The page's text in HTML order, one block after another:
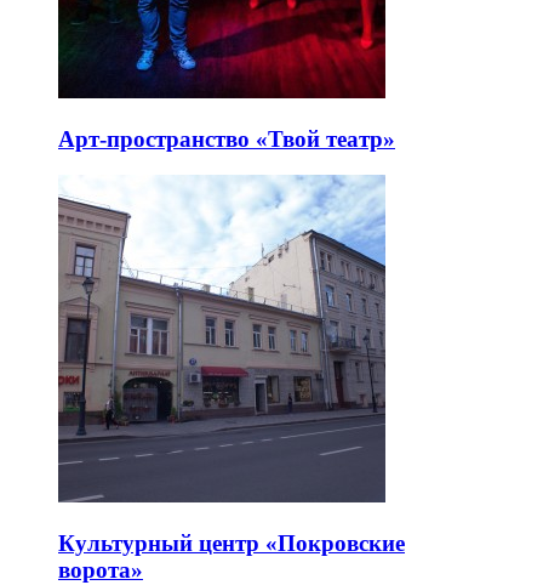
Арт-пространство «Твой театр»
Культурный центр «Покровские
ворота»